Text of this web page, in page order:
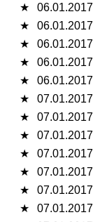
★
06.01.2017
★
06.01.2017
★
06.01.2017
★
06.01.2017
★
06.01.2017
★
07.01.2017
★
07.01.2017
★
07.01.2017
★
07.01.2017
★
07.01.2017
★
07.01.2017
★
07.01.2017